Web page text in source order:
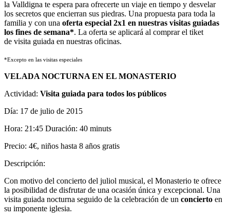
la Valldigna te espera para ofrecerte un viaje en tiempo y desvelar
los secretos que encierran sus piedras. Una propuesta para toda la
familia y con una oferta especial 2x1 en nuestras visitas guiadas
los fines de semana*. La oferta se aplicará al comprar el tiket
de visita guiada en nuestras oficinas.
*Excepto en las visitas especiales
VELADA NOCTURNA EN EL MONASTERIO
Actividad: Visita guiada para todos los públicos
Día: 17 de julio de 2015
Hora: 21:45 Duración: 40 minuts
Precio: 4€, niños hasta 8 años gratis
Descripción:
Con motivo del concierto del juliol musical, el Monasterio te ofrece
la posibilidad de disfrutar de una ocasión única y excepcional. Una
visita guiada nocturna seguido de la celebración de un concierto en
su imponente iglesia.